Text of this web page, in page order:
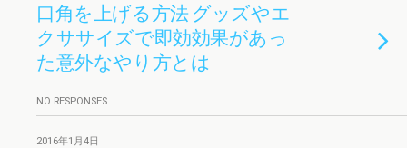
口角を上げる方法 グッズやエ
クササイズで即効効果があっ
た意外なやり方とは
NO RESPONSES
2016年1月4日